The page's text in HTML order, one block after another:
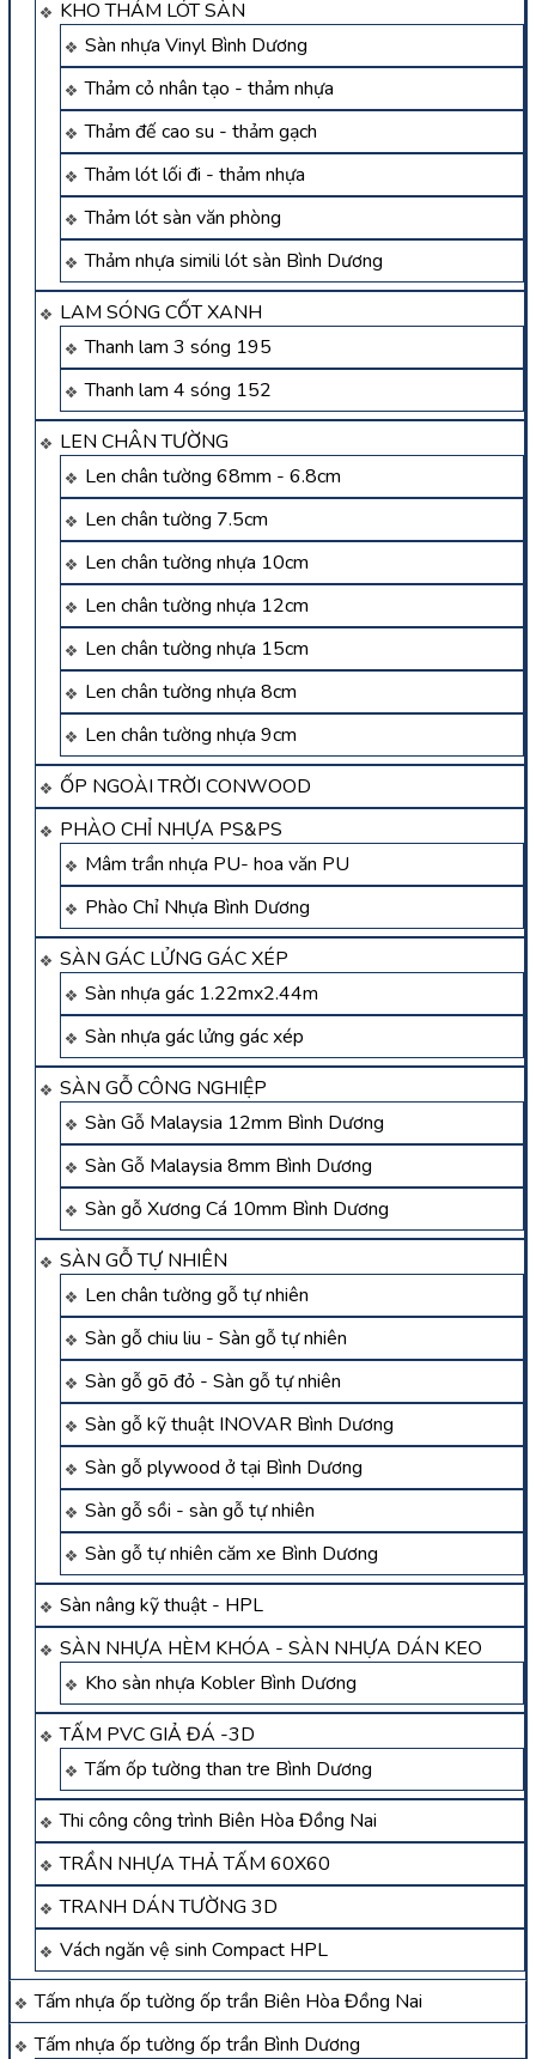
KHO THẢM LÓT SÀN
Sàn nhựa Vinyl Bình Dương
Thảm cỏ nhân tạo - thảm nhựa
Thảm đế cao su - thảm gạch
Thảm lót lối đi - thảm nhựa
Thảm lót sàn văn phòng
Thảm nhựa simili lót sàn Bình Dương
LAM SÓNG CỐT XANH
Thanh lam 3 sóng 195
Thanh lam 4 sóng 152
LEN CHÂN TƯỜNG
Len chân tường 68mm - 6.8cm
Len chân tường 7.5cm
Len chân tường nhựa 10cm
Len chân tường nhựa 12cm
Len chân tường nhựa 15cm
Len chân tường nhựa 8cm
Len chân tường nhựa 9cm
ỐP NGOÀI TRỜI CONWOOD
PHÀO CHỈ NHỰA PS&PS
Mâm trần nhựa PU- hoa văn PU
Phào Chỉ Nhựa Bình Dương
SÀN GÁC LỬNG GÁC XÉP
Sàn nhựa gác 1.22mx2.44m
Sàn nhựa gác lửng gác xép
SÀN GỖ CÔNG NGHIỆP
Sàn Gỗ Malaysia 12mm Bình Dương
Sàn Gỗ Malaysia 8mm Bình Dương
Sàn gỗ Xương Cá 10mm Bình Dương
SÀN GỖ TỰ NHIÊN
Len chân tường gỗ tự nhiên
Sàn gỗ chiu liu - Sàn gỗ tự nhiên
Sàn gỗ gõ đỏ - Sàn gỗ tự nhiên
Sàn gỗ kỹ thuật INOVAR Bình Dương
Sàn gỗ plywood ở tại Bình Dương
Sàn gỗ sồi - sàn gỗ tự nhiên
Sàn gỗ tự nhiên căm xe Bình Dương
Sàn nâng kỹ thuật - HPL
SÀN NHỰA HÈM KHÓA - SÀN NHỰA DÁN KEO
Kho sàn nhựa Kobler Bình Dương
TẤM PVC GIẢ ĐÁ -3D
Tấm ốp tường than tre Bình Dương
Thi công công trình Biên Hòa Đồng Nai
TRẦN NHỰA THẢ TẤM 60X60
TRANH DÁN TƯỜNG 3D
Vách ngăn vệ sinh Compact HPL
Tấm nhựa ốp tường ốp trần Biên Hòa Đồng Nai
Tấm nhựa ốp tường ốp trần Bình Dương